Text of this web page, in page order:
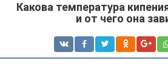
Какова температура
и от чего она